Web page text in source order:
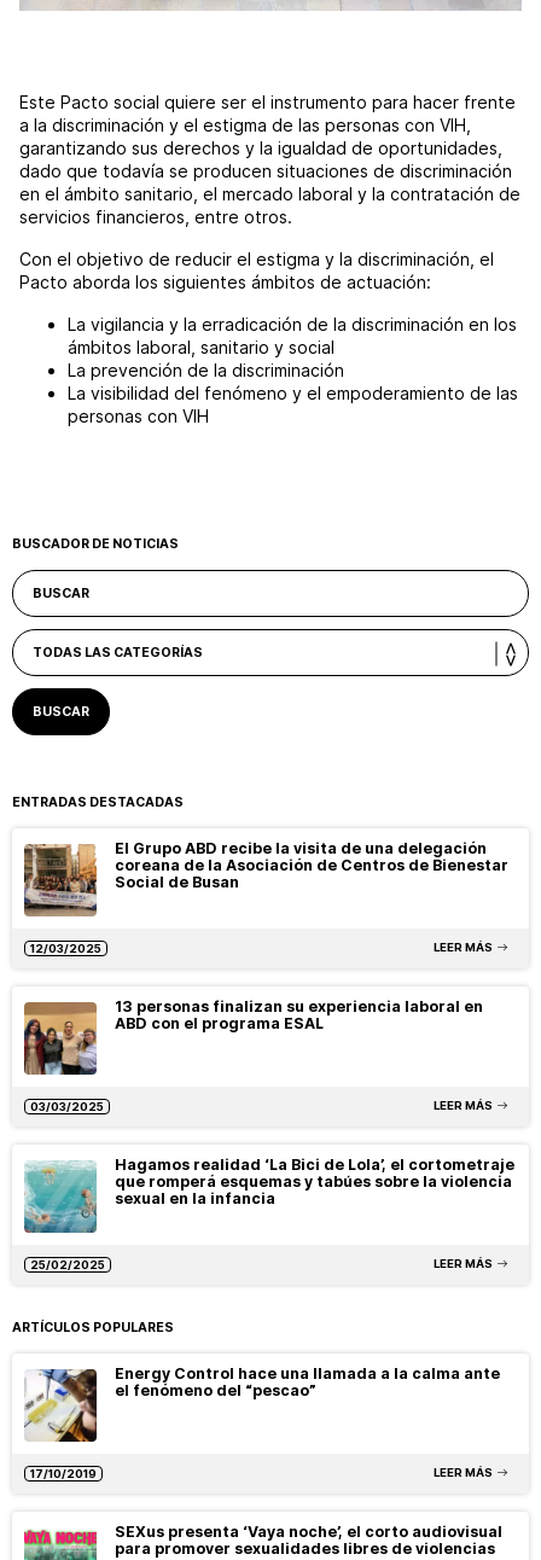
Este Pacto social quiere ser el instrumento para hacer frente
a la discriminación y el estigma de las personas con VIH,
garantizando sus derechos y la igualdad de oportunidades,
dado que todavía se producen situaciones de discriminación
en el ámbito sanitario, el mercado laboral y la contratación de
servicios financieros, entre otros.
Con el objetivo de reducir el estigma y la discriminación, el
Pacto aborda los siguientes ámbitos de actuación:
La vigilancia y la erradicación de la discriminación en los
ámbitos laboral, sanitario y social
La prevención de la discriminación
La visibilidad del fenómeno y el empoderamiento de las
personas con VIH
BUSCADOR DE NOTICIAS
ENTRADAS DESTACADAS
El Grupo ABD recibe la visita de una delegación
coreana de la Asociación de Centros de Bienestar
Social de Busan
12/03/2025 LEER MÁS
13 personas finalizan su experiencia laboral en
ABD con el programa ESAL
03/03/2025 LEER MÁS
Hagamos realidad ‘La Bici de Lola’, el cortometraje
que romperá esquemas y tabúes sobre la violencia
sexual en la infancia
25/02/2025 LEER MÁS
ARTÍCULOS POPULARES
Energy Control hace una llamada a la calma ante
el fenómeno del “pescao”
17/10/2019 LEER MÁS
SEXus presenta ‘Vaya noche’, el corto audiovisual
para promover sexualidades libres de violencias